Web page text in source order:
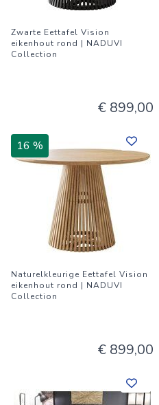
Zwarte Eettafel Vision
eikenhout rond | NADUVI
Collection
€ 899,00
16 %
Naturelkleurige Eettafel Vision
eikenhout rond | NADUVI
Collection
€ 899,00